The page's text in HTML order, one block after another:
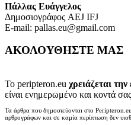
Πάλλας Ευάγγελος
Δημοσιογράφος AEJ ΙFJ
E-mail: pallas.eu@gmail.com
ΑΚΟΛΟΥΘΗΣΤΕ ΜΑΣ
Το peripteron.eu χρειάζεται
είναι ενημερωμένο και κοντά
Τα άρθρα που δημοσιεύονται στο
αρθρογράφων και σε καμία περίπτωση δεν